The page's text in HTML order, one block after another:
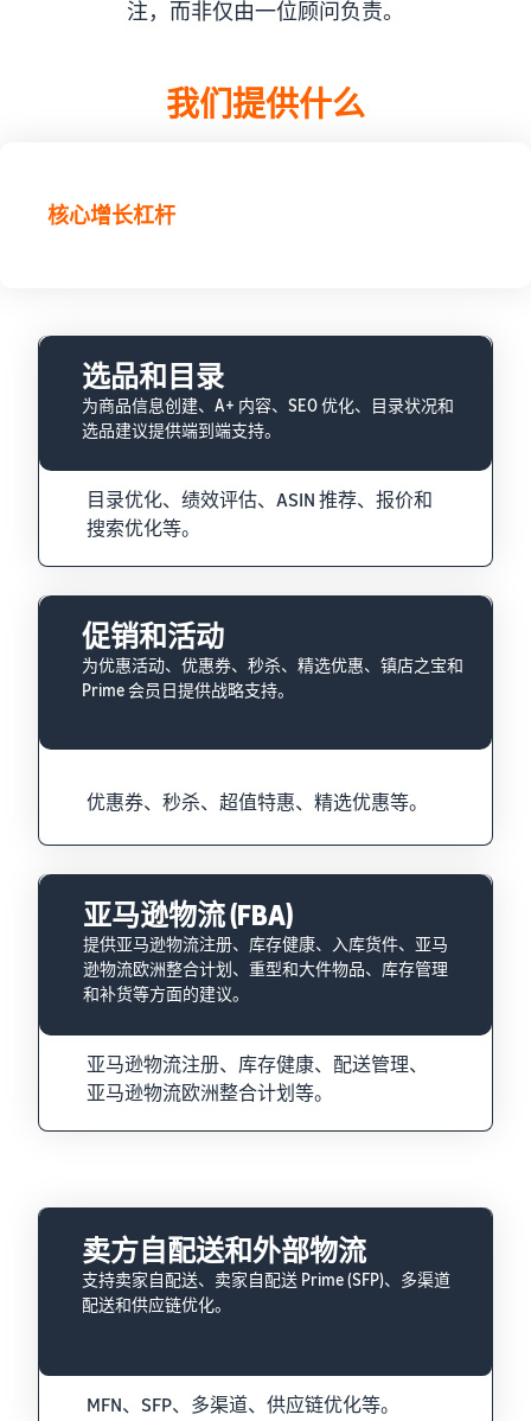
注，而非仅由一位顾问负责。
我们提供什么
核心增长杠杆
选品和目录
为商品信息创建、A+ 内容、SEO 优化、目录状况和
选品建议提供端到端支持。
目录优化、绩效评估、ASIN 推荐、报价和
搜索优化等。
促销和活动
为优惠活动、优惠券、秒杀、精选优惠、镇店之宝和
Prime 会员日提供战略支持。
优惠券、秒杀、超值特惠、精选优惠等。
亚马逊物流 (FBA)
提供亚马逊物流注册、库存健康、入库货件、亚马
逊物流欧洲整合计划、重型和大件物品、库存管理
和补货等方面的建议。
亚马逊物流注册、库存健康、配送管理、
亚马逊物流欧洲整合计划等。
卖方自配送和外部物流
支持卖家自配送、卖家自配送 Prime (SFP)、多渠道
配送和供应链优化。
MFN、SFP、多渠道、供应链优化等。